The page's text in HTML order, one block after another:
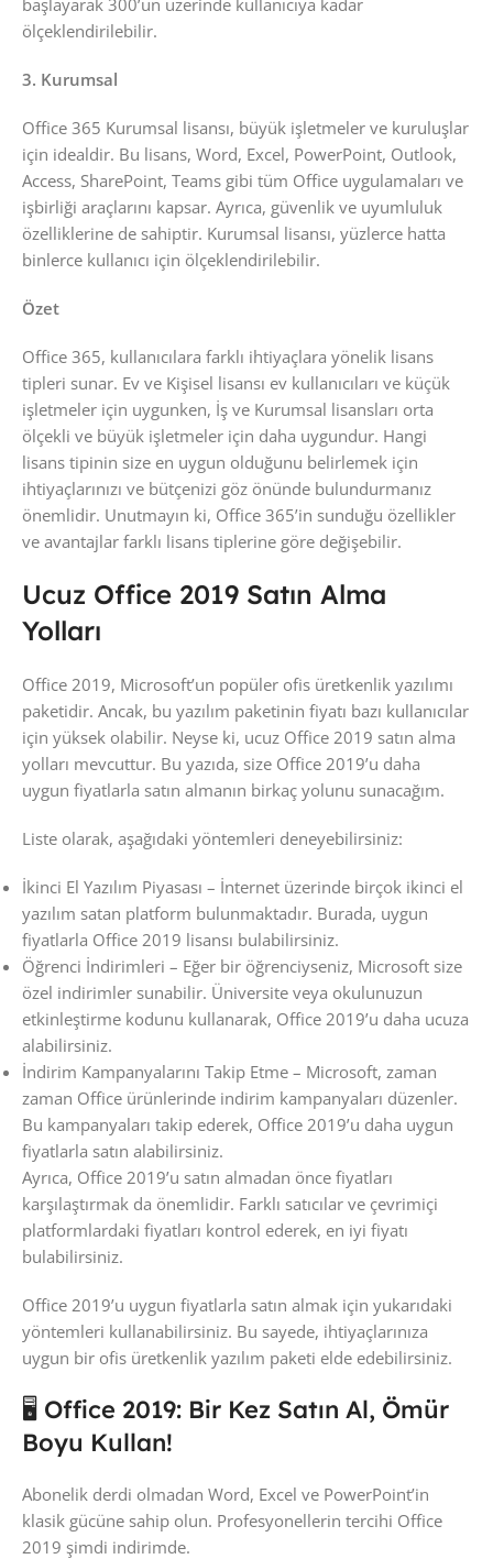
ölçeklendirilebilir.
3. Kurumsal
Office 365 Kurumsal lisansı, büyük işletmeler ve kuruluşlar
için idealdir. Bu lisans, Word, Excel, PowerPoint, Outlook,
Access, SharePoint, Teams gibi tüm Office uygulamaları ve
işbirliği araçlarını kapsar. Ayrıca, güvenlik ve uyumluluk
özelliklerine de sahiptir. Kurumsal lisansı, yüzlerce hatta
binlerce kullanıcı için ölçeklendirilebilir.
Özet
Office 365, kullanıcılara farklı ihtiyaçlara yönelik lisans
tipleri sunar. Ev ve Kişisel lisansı ev kullanıcıları ve küçük
işletmeler için uygunken, İş ve Kurumsal lisansları orta
ölçekli ve büyük işletmeler için daha uygundur. Hangi
lisans tipinin size en uygun olduğunu belirlemek için
ihtiyaçlarınızı ve bütçenizi göz önünde bulundurmanız
önemlidir. Unutmayın ki, Office 365’in sunduğu özellikler
ve avantajlar farklı lisans tiplerine göre değişebilir.
Ucuz Office 2019 Satın Alma
Yolları
Office 2019, Microsoft’un popüler ofis üretkenlik yazılımı
paketidir. Ancak, bu yazılım paketinin fiyatı bazı kullanıcılar
için yüksek olabilir. Neyse ki, ucuz Office 2019 satın alma
yolları mevcuttur. Bu yazıda, size Office 2019’u daha
uygun fiyatlarla satın almanın birkaç yolunu sunacağım.
Liste olarak, aşağıdaki yöntemleri deneyebilirsiniz:
İkinci El Yazılım Piyasası – İnternet üzerinde birçok ikinci el
yazılım satan platform bulunmaktadır. Burada, uygun
fiyatlarla Office 2019 lisansı bulabilirsiniz.
Öğrenci İndirimleri – Eğer bir öğrenciyseniz, Microsoft size
özel indirimler sunabilir. Üniversite veya okulunuzun
etkinleştirme kodunu kullanarak, Office 2019’u daha ucuza
alabilirsiniz.
İndirim Kampanyalarını Takip Etme – Microsoft, zaman
zaman Office ürünlerinde indirim kampanyaları düzenler.
Bu kampanyaları takip ederek, Office 2019’u daha uygun
fiyatlarla satın alabilirsiniz.
Ayrıca, Office 2019’u satın almadan önce fiyatları
karşılaştırmak da önemlidir. Farklı satıcılar ve çevrimiçi
platformlardaki fiyatları kontrol ederek, en iyi fiyatı
bulabilirsiniz.
Office 2019’u uygun fiyatlarla satın almak için yukarıdaki
yöntemleri kullanabilirsiniz. Bu sayede, ihtiyaçlarınıza
uygun bir ofis üretkenlik yazılım paketi elde edebilirsiniz.
🖥️ Office 2019: Bir Kez Satın Al, Ömür
Boyu Kullan!
Abonelik derdi olmadan Word, Excel ve PowerPoint’in
klasik gücüne sahip olun. Profesyonellerin tercihi Office
2019 şimdi indirimde.